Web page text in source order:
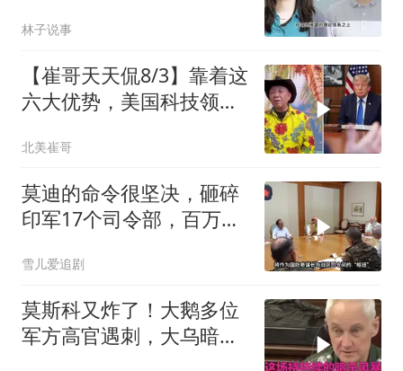
林子说事
【崔哥天天侃8/3】靠着这
六大优势，美国科技领军
北美崔哥
莫迪的命令很坚决，砸碎
印军17个司令部，百万印
雪儿爱追剧
莫斯科又炸了！大鹅多位
军方高官遇刺，大乌暗杀